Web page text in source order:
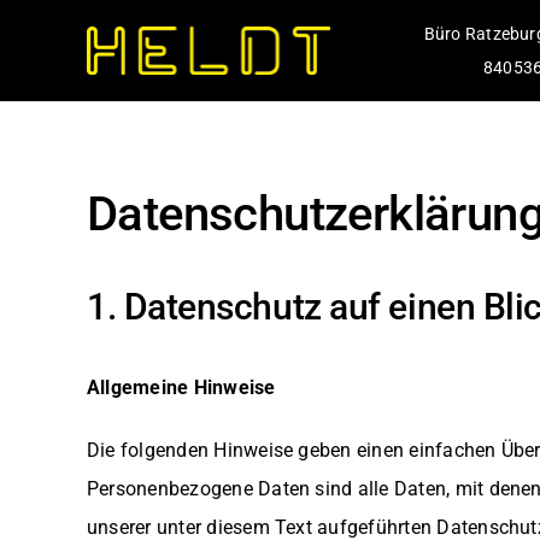
Büro
1. Datenschutz auf einen
Allgemeine Hinweise
Die folgenden Hinweise geben einen einfachen
Personenbezogene Daten sind alle Daten, mit
unserer unter diesem Text aufgeführten